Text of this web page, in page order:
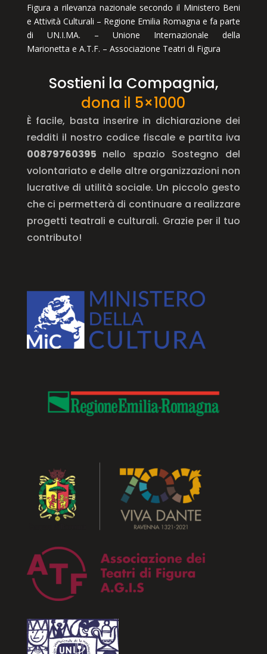
Figura a rilevanza nazionale secondo il Ministero Beni
e Attività Culturali – Regione Emilia Romagna e fa parte
di UN.I.MA. – Unione Internazionale della
Marionetta e A.T.F. – Associazione Teatri di Figura
Sostieni la Compagnia,
dona il 5×1000
È facile, basta inserire in dichiarazione dei
redditi il nostro codice fiscale e partita iva
00879760395 nello spazio Sostegno del
volontariato e delle altre organizzazioni non
lucrative di utilità sociale. Un piccolo gesto
che ci permetterà di continuare a realizzare
progetti teatrali e culturali. Grazie per il tuo
contributo!